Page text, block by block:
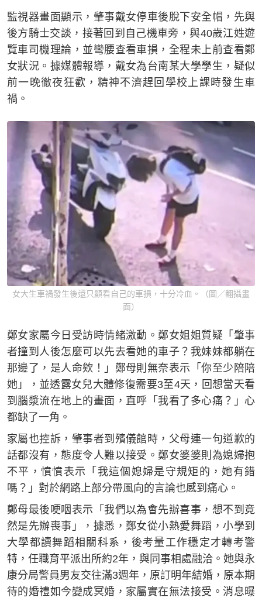
監視器畫面顯示，肇事戴女停車後脫下安全帽，先與
後方騎士交談，接著回到自己機車旁，與40歲江姓遊
覽車司機理論，並彎腰查看車損，全程未上前查看鄭
女狀況。據媒體報導，戴女為台南某大學學生，疑似
前一晚徹夜狂歡，精神不濟趕回學校上課時發生車
禍。
女大生車禍發生後還只顧看自己的車損，十分冷血。（圖／翻攝畫
面）
鄭女家屬今日受訪時情緒激動。鄭女姐姐質疑「肇事
者撞到人後怎麼可以先去看她的車子？我妹妹都躺在
那邊了，是人命欸！」鄭母則無奈表示「你至少陪陪
她」，並透露女兒大體修復需要3至4天，回想當天看
到腦漿流在地上的畫面，直呼「我看了多心痛？」心
都缺了一角。
家屬也控訴，肇事者到殯儀館時，父母連一句道歉的
話都沒有，態度令人難以接受。鄭女婆婆則為媳婦抱
不平，憤憤表示「我這個媳婦是守規矩的，她有錯
嗎？」對於網路上部分帶風向的言論也感到痛心。
鄭母最後哽咽表示「我們以為會先辦喜事，想不到竟
然是先辦喪事」，據悉，鄭女從小熱愛舞蹈，小學到
大學都讀舞蹈相關科系，後考量工作穩定才轉考警
特，任職育平派出所約2年，與同事相處融洽。她與永
康分局警員男友交往滿3週年，原訂明年結婚，原本期
待的婚禮如今變成冥婚，家屬實在無法接受。消息曝